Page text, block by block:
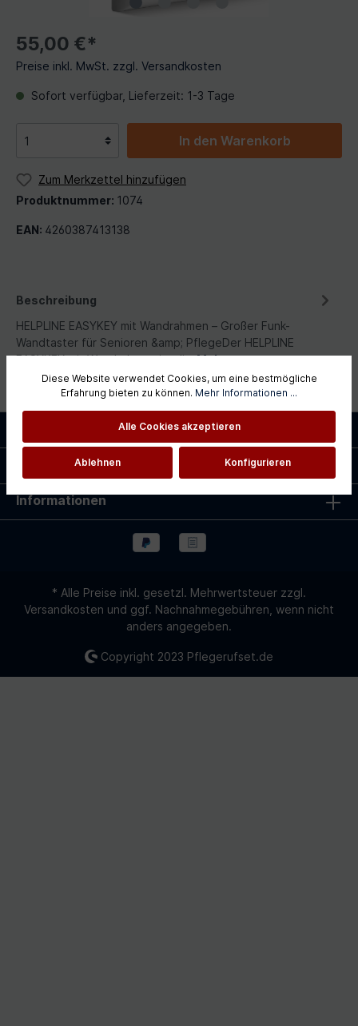
55,00 €*
Preise inkl. MwSt. zzgl. Versandkosten
Sofort verfügbar, Lieferzeit: 1-3 Tage
In den Warenkorb
Zum Merkzettel hinzufügen
Produktnummer: 1074
EAN: 4260387413138
Beschreibung
HELPLINE EASYKEY mit Wandrahmen – Großer Funk-
Wandtaster für Senioren &amp; PflegeDer HELPLINE
EASYKEY mit Wandrahmen ist di…Mehr
Shopservice
Informationen
* Alle Preise inkl. gesetzl. Mehrwertsteuer zzgl.
Versandkosten und ggf. Nachnahmegebühren, wenn nicht
anders angegeben.
Copyright 2023 Pflegerufset.de
Diese Website verwendet Cookies, um eine bestmögliche
Erfahrung bieten zu können. Mehr Informationen ...
Alle Cookies akzeptieren
Ablehnen Konfigurieren